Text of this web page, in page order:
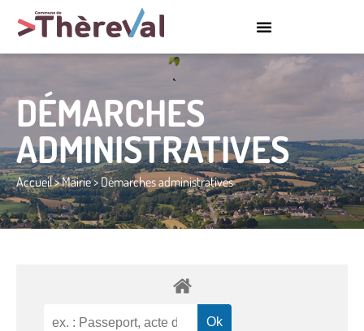
DÉMARCHES
ADMINISTRATIVES
Accueil>Mairie>Démarches administratives